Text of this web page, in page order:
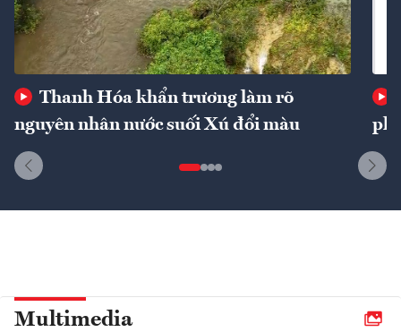
Thanh Hóa khẩn trương làm rõ
nguyên nhân nước suối Xú đổi màu
phí
Multimedia